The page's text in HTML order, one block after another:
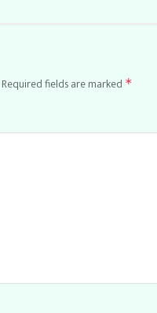
Required fields are marked *